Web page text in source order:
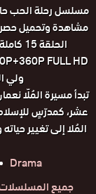
مشاهدة وتحميل
ولي الحلقة 15
تبدأ مسيرة المُلّا
عشر، كمدرّسٍ
المُلا إلى تغيير
Drama
جميع المسلسلات